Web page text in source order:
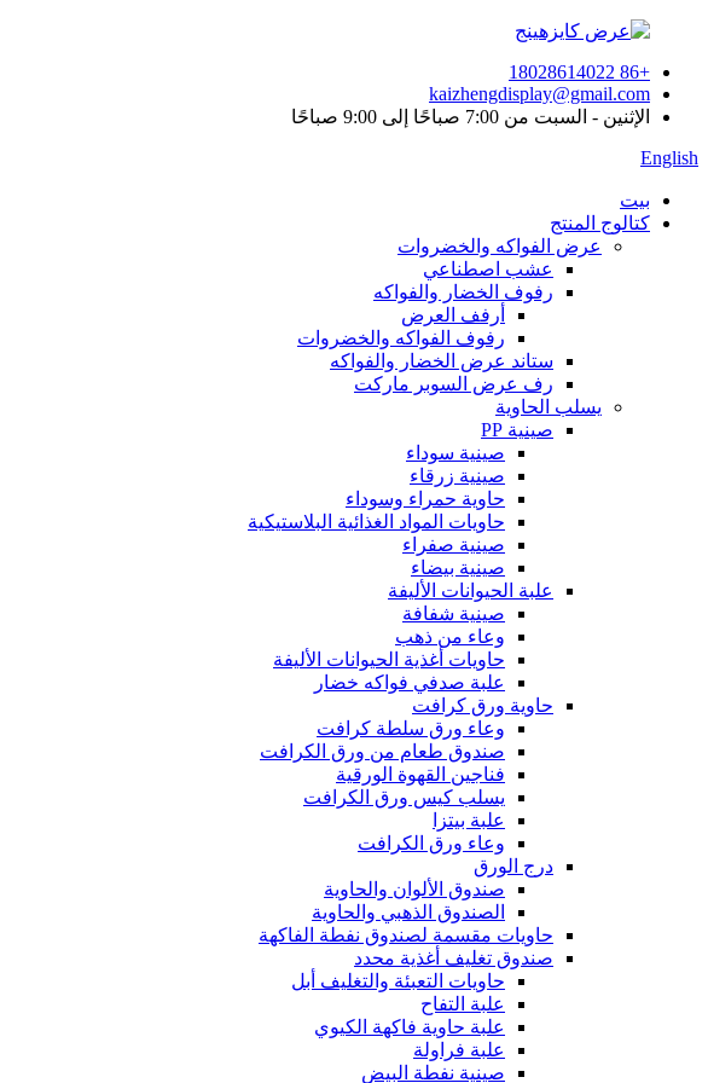
+86 18028614022
kaizhengdisplay@gmail.com
الإثنين - السبت من 7:00 صباحًا إلى 9:00 صباحًا
English
بيت
كتالوج المنتج
عرض الفواكه والخضروات
عشب اصطناعي
رفوف الخضار والفواكه
أرفف العرض
رفوف الفواكه والخضروات
ستاند عرض الخضار والفواكه
رف عرض السوبر ماركت
يسلب الحاوية
صينية PP
صينية سوداء
صينية زرقاء
حاوية حمراء وسوداء
حاويات المواد الغذائية البلاستيكية
صينية صفراء
صينية بيضاء
علبة الحيوانات الأليفة
صينية شفافة
وعاء من ذهب
حاويات أغذية الحيوانات الأليفة
علبة صدفي فواكه خضار
حاوية ورق كرافت
وعاء ورق سلطة كرافت
صندوق طعام من ورق الكرافت
فناجين القهوة الورقية
يسلب كيس ورق الكرافت
علبة بيتزا
وعاء ورق الكرافت
درج الورق
صندوق الألوان والحاوية
الصندوق الذهبي والحاوية
حاويات مقسمة لصندوق نفطة الفاكهة
صندوق تغليف أغذية محدد
حاويات التعبئة والتغليف أبل
علبة التفاح
علبة حاوية فاكهة الكيوي
علبة فراولة
صينية نفطة البيض